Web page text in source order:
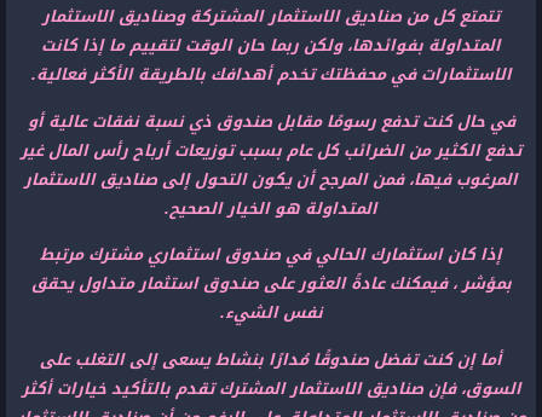
تتمتع كل من صناديق الاستثمار المشتركة وصناديق الاستثمار
المتداولة بفوائدها، ولكن ربما حان الوقت لتقييم ما إذا كانت
الاستثمارات في محفظتك تخدم أهدافك بالطريقة الأكثر فعالية.
في حال كنت تدفع رسومًا مقابل صندوق ذي نسبة نفقات عالية أو
تدفع الكثير من الضرائب كل عام بسبب توزيعات أرباح رأس المال غير
المرغوب فيها، فمن المرجح أن يكون التحول إلى صناديق الاستثمار
المتداولة هو الخيار الصحيح.
إذا كان استثمارك الحالي في صندوق استثماري مشترك مرتبط
بمؤشر ، فيمكنك عادةً العثور على صندوق استثمار متداول يحقق
نفس الشيء.
أما إن كنت تفضل صندوقًا مُدارًا بنشاط يسعى إلى التغلب على
السوق، فإن صناديق الاستثمار المشترك تقدم بالتأكيد خيارات أكثر